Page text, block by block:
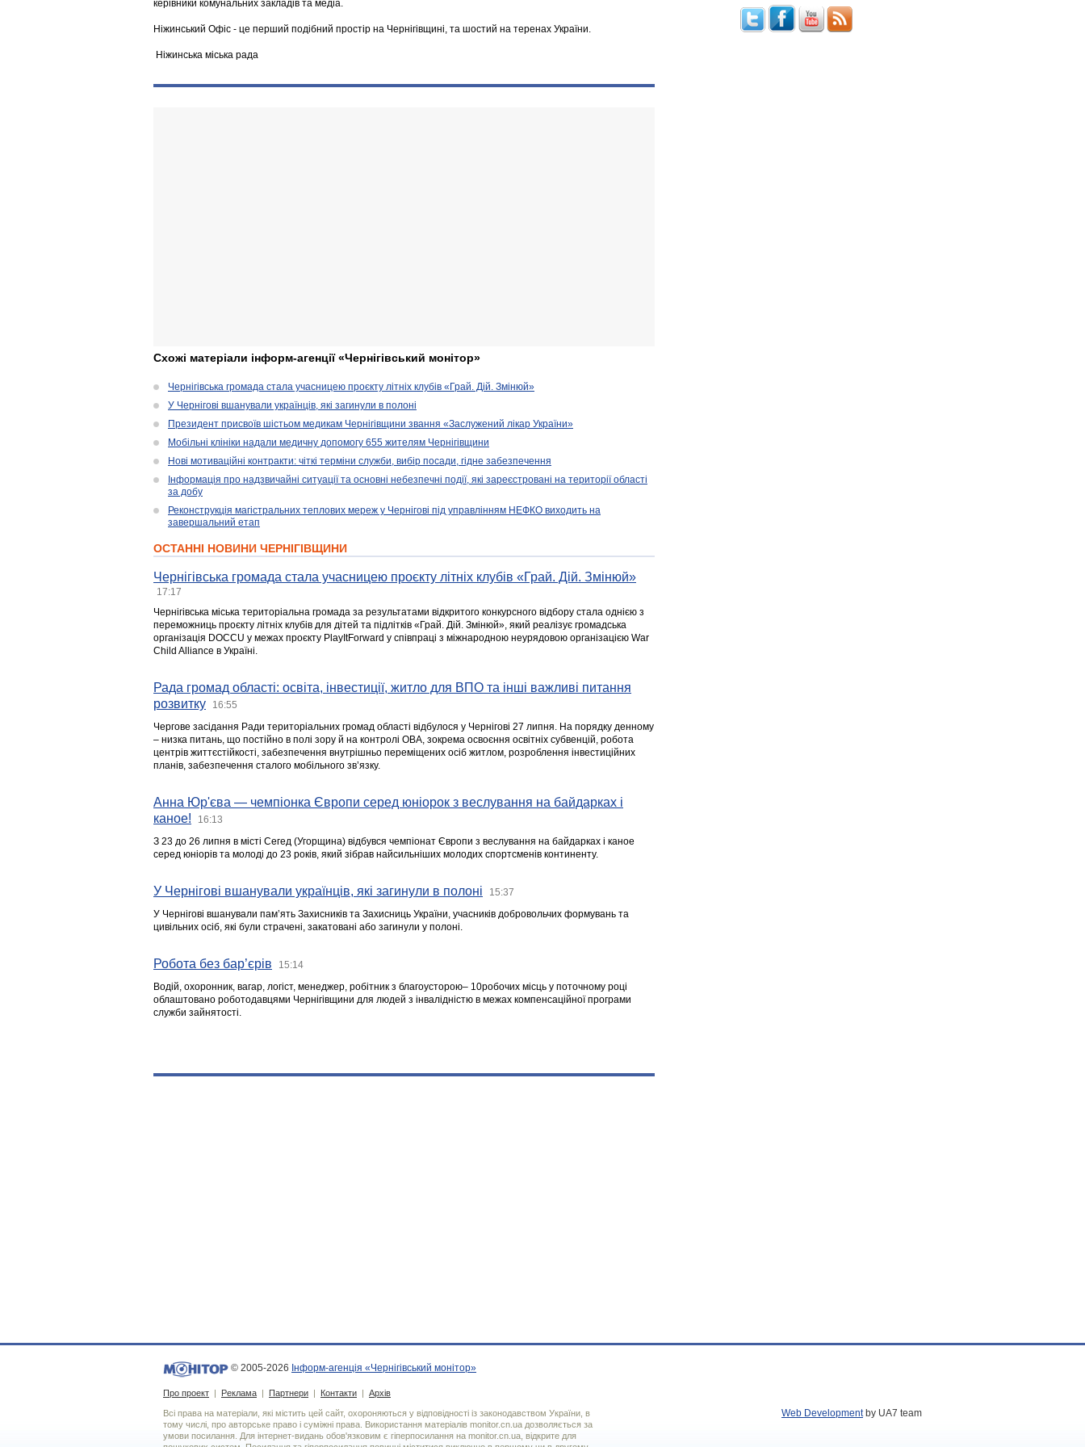
керівники комунальних закладів та медіа.
Ніжинський Офіс - це перший подібний простір на Чернігівщині, та шостий на теренах України.
Ніжинська міська рада
Схожі матеріали інформ-агенції «Чернігівський монітор»
Чернігівська громада стала учасницею проєкту літніх клубів «Грай. Дій. Змінюй»
У Чернігові вшанували українців, які загинули в полоні
Президент присвоїв шістьом медикам Чернігівщини звання «Заслужений лікар України»
Мобільні клініки надали медичну допомогу 655 жителям Чернігівщини
Нові мотиваційні контракти: чіткі терміни служби, вибір посади, гідне забезпечення
Інформація про надзвичайні ситуації та основні небезпечні події, які зареєстровані на території області
за добу
Реконструкція магістральних теплових мереж у Чернігові під управлінням НЕФКО виходить на
завершальний етап
ОСТАННІ НОВИНИ ЧЕРНІГІВЩИНИ
Чернігівська громада стала учасницею проєкту літніх клубів «Грай. Дій. Змінюй»
17:17
Чернігівська міська територіальна громада за результатами відкритого конкурсного відбору стала однією з
переможниць проєкту літніх клубів для дітей та підлітків «Грай. Дій. Змінюй», який реалізує громадська
організація DOCCU у межах проєкту PlayItForward у співпраці з міжнародною неурядовою організацією War
Child Alliance в Україні.
Рада громад області: освіта, інвестиції, житло для ВПО та інші важливі питання
розвитку
16:55
Чергове засідання Ради територіальних громад області відбулося у Чернігові 27 липня. На порядку денному
– низка питань, що постійно в полі зору й на контролі ОВА, зокрема освоєння освітніх субвенцій, робота
центрів життєстійкості, забезпечення внутрішньо переміщених осіб житлом, розроблення інвестиційних
планів, забезпечення сталого мобільного зв’язку.
Анна Юр'єва — чемпіонка Європи серед юніорок з веслування на байдарках і
каное!
16:13
З 23 до 26 липня в місті Сегед (Угорщина) відбувся чемпіонат Європи з веслування на байдарках і каное
серед юніорів та молоді до 23 років, який зібрав найсильніших молодих спортсменів континенту.
У Чернігові вшанували українців, які загинули в полоні 15:37
У Чернігові вшанували пам’ять Захисників та Захисниць України, учасників добровольчих формувань та
цивільних осіб, які були страчені, закатовані або загинули у полоні.
Робота без бар’єрів 15:14
Водій, охоронник, вагар, логіст, менеджер, робітник з благоусторою– 10робочих місць у поточному році
облаштовано роботодавцями Чернігівщини для людей з інвалідністю в межах компенсаційної програми
служби зайнятості.
© 2005-2026 Інформ-агенція «Чернігівський монітор»
Про проект | Реклама | Партнери | Контакти | Архів
Всі права на матеріали, які містить цей сайт, охороняються у відповідності із законодавством України, в
тому числі, про авторське право і суміжні права. Використання матерiалiв monitor.cn.ua дозволяється за
умови посилання. Для iнтернет-видань обов'язковим є гiперпосилання на monitor.cn.ua, відкрите для
Web Developmentby UA7 team